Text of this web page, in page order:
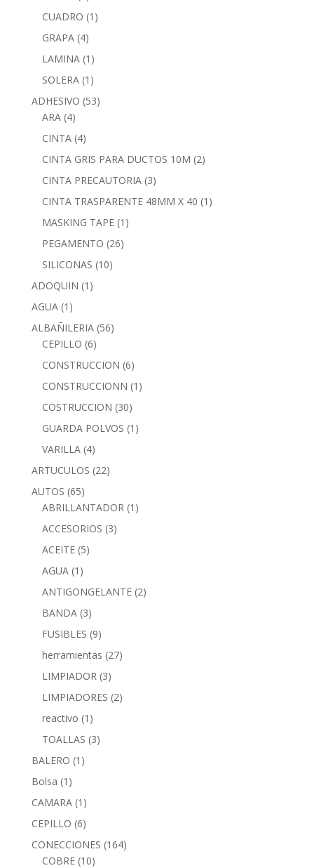
CUADRO (1)
GRAPA (4)
LAMINA (1)
SOLERA (1)
ADHESIVO (53)
ARA (4)
CINTA (4)
CINTA GRIS PARA DUCTOS 10M (2)
CINTA PRECAUTORIA (3)
CINTA TRASPARENTE 48MM X 40 (1)
MASKING TAPE (1)
PEGAMENTO (26)
SILICONAS (10)
ADOQUIN (1)
AGUA (1)
ALBAÑILERIA (56)
CEPILLO (6)
CONSTRUCCION (6)
CONSTRUCCIONN (1)
COSTRUCCION (30)
GUARDA POLVOS (1)
VARILLA (4)
ARTUCULOS (22)
AUTOS (65)
ABRILLANTADOR (1)
ACCESORIOS (3)
ACEITE (5)
AGUA (1)
ANTIGONGELANTE (2)
BANDA (3)
FUSIBLES (9)
herramientas (27)
LIMPIADOR (3)
LIMPIADORES (2)
reactivo (1)
TOALLAS (3)
BALERO (1)
Bolsa (1)
CAMARA (1)
CEPILLO (6)
CONECCIONES (164)
COBRE (10)